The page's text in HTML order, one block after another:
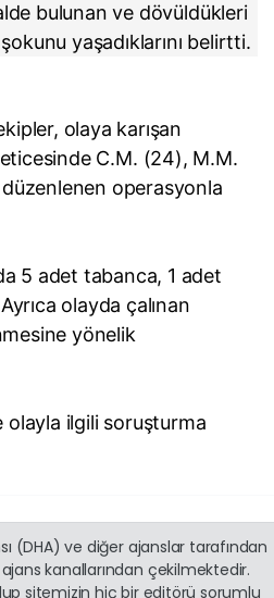
bulunan ve dövüldükleri
yaşadıklarını belirtti.
olaya karışan
C.M. (24), M.M.
operasyonla
5 adet tabanca, 1 adet
olayda çalınan
yönelik
olayla ilgili soruşturma
(DHA) ve diğer ajanslar tarafından
kanallarından çekilmektedir.
sitemizin hiç bir editörü sorumlu